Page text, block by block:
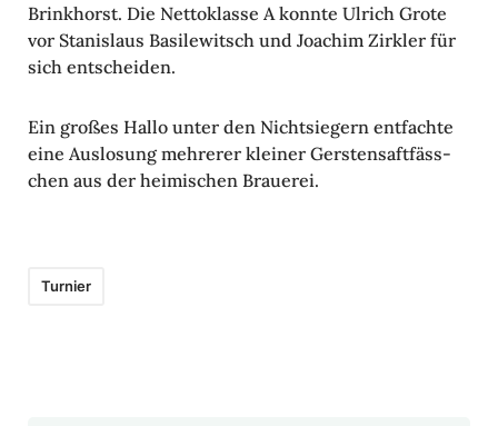
Brink­horst. Die Netto­klasse A konnte Ulrich Grote
vor Stanis­laus Basi­le­witsch und Joachim Zirkler für
sich entscheiden.
Ein großes Hallo unter den Nicht­sie­gern entfachte
eine Auslo­sung mehrerer kleiner Gers­ten­saft­fäss­
chen aus der heimi­schen Brauerei.
Turnier